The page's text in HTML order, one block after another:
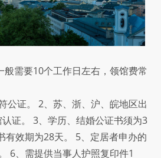
需要10个工作日左右，领馆费常
公证。 2、苏、浙、沪、皖地区出
证。 3、学历、结婚公证书须为3
有效期为28天。 5、定居者申办的
6、需提供当事人护照复印件1